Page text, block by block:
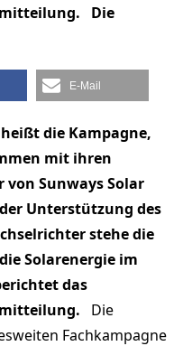
Die
E-Mail
die Kampagne,
mit ihren
Sunways Solar
Unterstützung des
stehe die
Solarenergie im
das
Die
Fachkampagne